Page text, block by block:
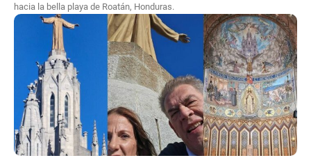
hacia la bella playa de Roatán, Honduras.